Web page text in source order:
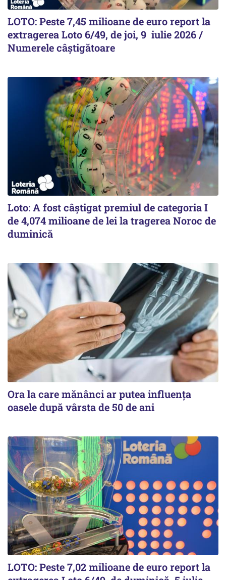
LOTO: Peste 7,45 milioane de euro report la
extragerea Loto 6/49, de joi, 9 iulie 2026 /
Numerele câștigătoare
Loto: A fost câștigat premiul de categoria I
de 4,074 milioane de lei la tragerea Noroc de
duminică
Ora la care mănânci ar putea influența
oasele după vârsta de 50 de ani
LOTO: Peste 7,02 milioane de euro report la